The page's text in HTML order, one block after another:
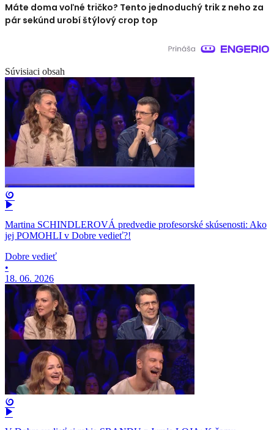
Máte doma voľné tričko? Tento jednoduchý trik z neho za
pár sekúnd urobí štýlový crop top
Súvisiaci obsah
Martina SCHINDLEROVÁ predvedie profesorské skúsenosti: Ako
jej POMOHLI v Dobre vedieť?!
Dobre vedieť
•
18. 06. 2026